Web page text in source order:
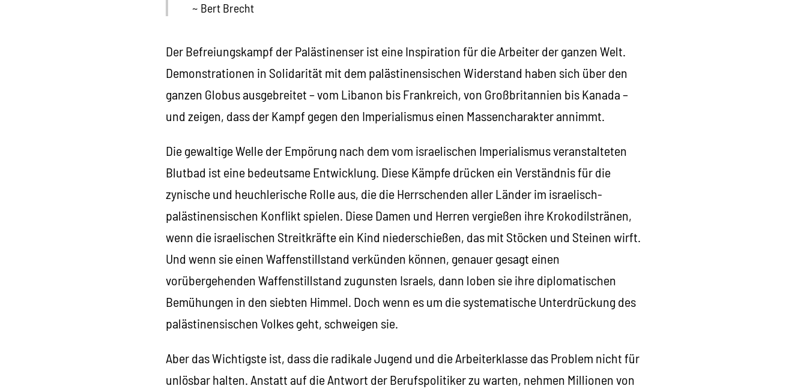
~ Bert Brecht
Der Befreiungskampf der Palästinenser ist eine Inspiration für die Arbeiter der ganzen Welt.
Demonstrationen in Solidarität mit dem palästinensischen Widerstand haben sich über den
ganzen Globus ausgebreitet – vom Libanon bis Frankreich, von Großbritannien bis Kanada –
und zeigen, dass der Kampf gegen den Imperialismus einen Massencharakter annimmt.
Die gewaltige Welle der Empörung nach dem vom israelischen Imperialismus veranstalteten
Blutbad ist eine bedeutsame Entwicklung. Diese Kämpfe drücken ein Verständnis für die
zynische und heuchlerische Rolle aus, die die Herrschenden aller Länder im israelisch-
palästinensischen Konflikt spielen. Diese Damen und Herren vergießen ihre Krokodilstränen,
wenn die israelischen Streitkräfte ein Kind niederschießen, das mit Stöcken und Steinen wirft.
Und wenn sie einen Waffenstillstand verkünden können, genauer gesagt einen
vorübergehenden Waffenstillstand zugunsten Israels, dann loben sie ihre diplomatischen
Bemühungen in den siebten Himmel. Doch wenn es um die systematische Unterdrückung des
palästinensischen Volkes geht, schweigen sie.
Aber das Wichtigste ist, dass die radikale Jugend und die Arbeiterklasse das Problem nicht für
unlösbar halten. Anstatt auf die Antwort der Berufspolitiker zu warten, nehmen Millionen von